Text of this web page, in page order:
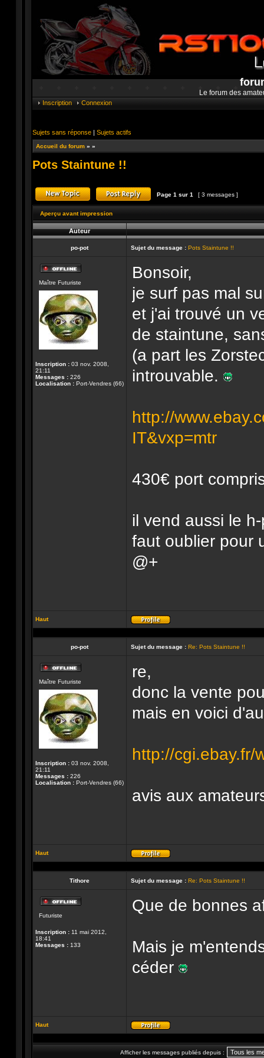
Le forum des
Inscription Connexion
Sujets sans réponse | Sujets actifs
Accueil du forum » »
Pots Staintune !!
Publier un nouveau sujetRépondre au sujet
Page 1 sur 1 [ 3 messages ]
Aperçu avant impression
Auteur
po-pot Sujet du message : Pots Staintune !!
Maître Futuriste
Inscription : 03 nov. 2008,
21:11
Messages : 226
Localisation : Port-Vendres (66)
Bonsoir,
je surf pas mal
et j'ai trouvé un
de staintune,
(a part les
introuvable.
http://
IT&vxp=mtr
430€ port
il vend aussi le
faut oublier pour
@+
Haut
Profil
po-pot Sujet du message : Re: Pots Staintune !!
Maître Futuriste
Inscription : 03 nov. 2008,
21:11
Messages : 226
Localisation : Port-Vendres (66)
re,
donc la vente
mais en voici
http://cgi.ebay.fr/
avis aux
Haut
Profil
Tithore Sujet du message : Re: Pots Staintune !!
Futuriste
Inscription : 11 mai 2012,
18:41
Messages : 133
Que de bonnes
Mais je
céder
Haut
Profil
Afficher les messages publiés depuis :